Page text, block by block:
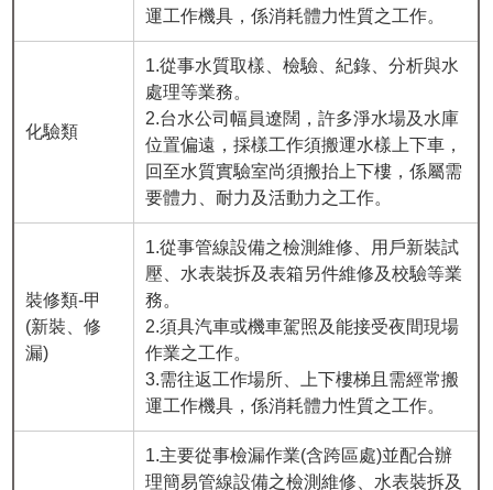
運工作機具，係消耗體力性質之工作。
化驗類
1.從事水質取樣、檢驗、紀錄、分析與水
處理等業務。
2.台水公司幅員遼闊，許多淨水場及水庫
位置偏遠，採樣工作須搬運水樣上下車，
回至水質實驗室尚須搬抬上下樓，係屬需
要體力、耐力及活動力之工作。
裝修類-甲
(新裝、修
漏)
1.從事管線設備之檢測維修、用戶新裝試
壓、水表裝拆及表箱另件維修及校驗等業
務。
2.須具汽車或機車駕照及能接受夜間現場
作業之工作。
3.需往返工作場所、上下樓梯且需經常搬
運工作機具，係消耗體力性質之工作。
1.主要從事檢漏作業(含跨區處)並配合辦
理簡易管線設備之檢測維修、水表裝拆及